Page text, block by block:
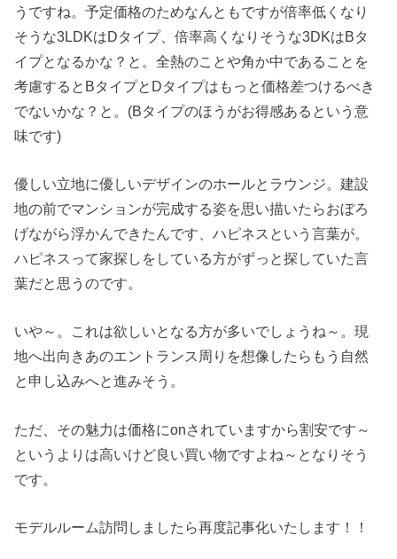
うですね。予定価格のためなんともですが倍率低くなり
そうな3LDKはDタイプ、倍率高くなりそうな3DKはBタ
イプとなるかな？と。全熱のことや角か中であることを
考慮するとBタイプとDタイプはもっと価格差つけるべき
でないかな？と。(Bタイプのほうがお得感あるという意
味です)
優しい立地に優しいデザインのホールとラウンジ。建設
地の前でマンションが完成する姿を思い描いたらおぼろ
げながら浮かんできたんです、ハピネスという言葉が。
ハピネスって家探しをしている方がずっと探していた言
葉だと思うのです。
いや～。これは欲しいとなる方が多いでしょうね～。現
地へ出向きあのエントランス周りを想像したらもう自然
と申し込みへと進みそう。
ただ、その魅力は価格にonされていますから割安です～
というよりは高いけど良い買い物ですよね～となりそう
です。
モデルルーム訪問しましたら再度記事化いたします！！